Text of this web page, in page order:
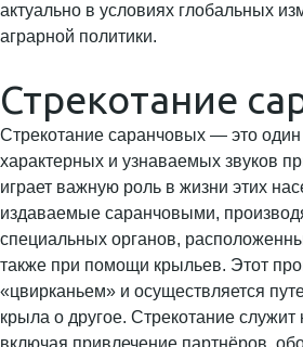
актуально в условиях глобальных
аграрной политики.
Стрекотание
Стрекотание саранчовых — это
характерных и узнаваемых звуков
играет важную роль в жизни этих
издаваемые саранчовыми,
специальных органов,
также при помощи крыльев. Этот
«цвирканьем» и осуществляется
крыла о другое. Стрекотание служит
включая привлечение партнёров,